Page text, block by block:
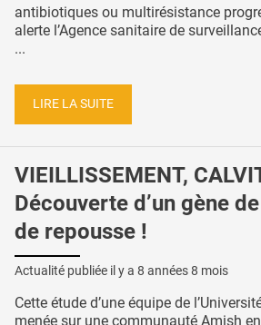
antibiotiques ou multirésistance
alerte l’Agence sanitaire de
...
LIRE LA SUITE
VIEILLISSEMENT,
Découverte d’un gène
de repousse !
Actualité publiée il y a 8 années 8 mois
Cette étude d’une équipe de
menée sur une communauté Amish